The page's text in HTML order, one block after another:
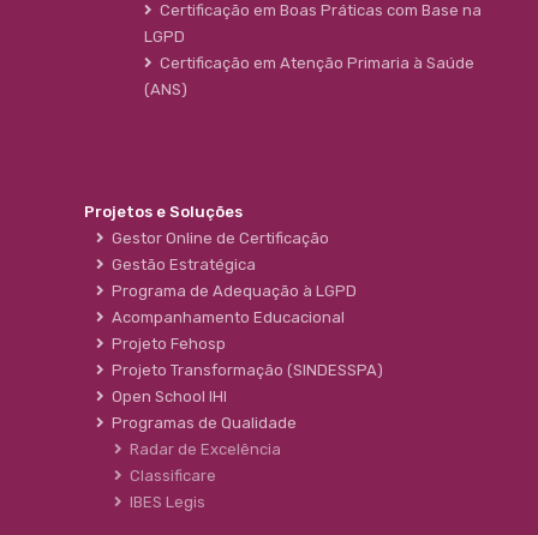
Certificação em Boas Práticas com Base na
LGPD
Certificação em Atenção Primaria à Saúde
(ANS)
Projetos e Soluções
Gestor Online de Certificação
Gestão Estratégica
Programa de Adequação à LGPD
Acompanhamento Educacional
Projeto Fehosp
Projeto Transformação (SINDESSPA)
Open School IHI
Programas de Qualidade
Radar de Excelência
Classificare
IBES Legis